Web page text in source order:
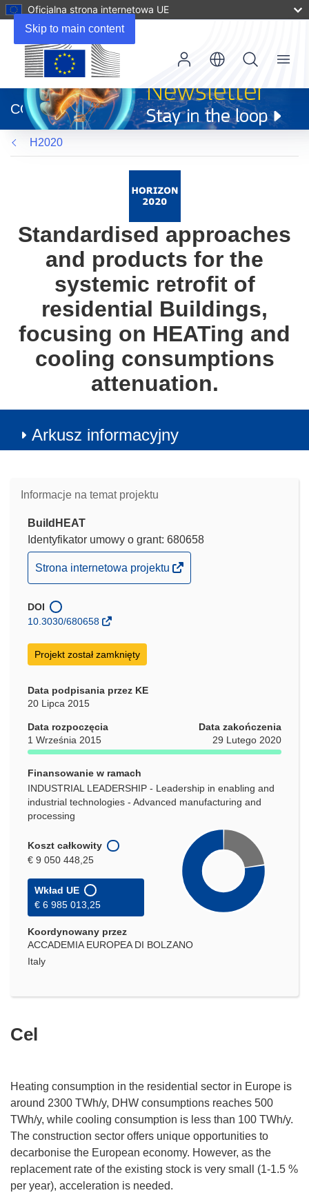
Skip to main content
Oficjalna strona internetowa UE
otworzy
się
w
nowym
oknie)
CORDIS
Menu
H2020
Standardised approaches
and products for the
systemic retrofit of
residential Buildings,
focusing on HEATing and
cooling consumptions
attenuation.
Arkusz informacyjny
Informacje na temat projektu
BuildHEAT
Identyfikator umowy o grant: 680658
(odnośnik
otworzy
w
oknie)
Strona internetowa projektu
DOI
10.3030/680658
Projekt został zamknięty
Data podpisania przez KE
20 Lipca 2015
Data rozpoczęcia
1 Września 2015
Data zakończenia
29 Lutego 2020
Finansowanie w ramach
INDUSTRIAL LEADERSHIP - Leadership in enabling and
industrial technologies - Advanced manufacturing and
processing
Koszt całkowity
€ 9 050 448,25
Wkład UE
€ 6 985 013,25
Koordynowany przez
ACCADEMIA EUROPEA DI BOLZANO
Italy
Cel
Heating consumption in the residential sector in Europe is
around 2300 TWh/y, DHW consumptions reaches 500
TWh/y, while cooling consumption is less than 100 TWh/y.
The construction sector offers unique opportunities to
decarbonise the European economy. However, as the
replacement rate of the existing stock is very small (1-1.5 %
per year), acceleration is needed.